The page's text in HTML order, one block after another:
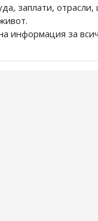
заплати,
информация за